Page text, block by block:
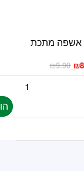
אשפה מתכת
₪9.90 ₪